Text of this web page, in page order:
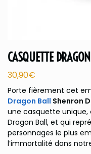
CASQUETTE
30,90€
Porte fièrement cet
Dragon Ball Shenron
une casquette unique,
Dragon Ball, et qui
personnages le plus
l’immortalité dans